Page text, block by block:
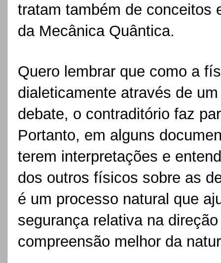
tratam também de conceitos
da Mecânica Quântica.
Quero lembrar que como a
dialeticamente através de
debate, o contraditório faz
Portanto, em alguns
terem interpretações e
dos outros físicos sobre as
é um processo natural que
segurança relativa na
compreensão melhor da